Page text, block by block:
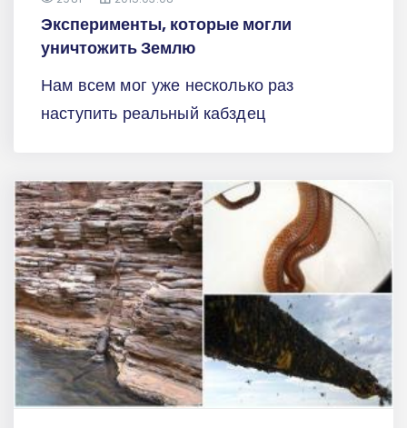
Эксперименты, которые могли
уничтожить Землю
Нам всем мог уже несколько раз
наступить реальный кабздец